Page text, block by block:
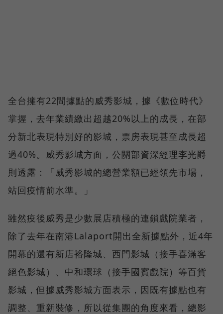
全台擁有22間據點的威秀影城，據《數位時代》
掌握，去年業績繳出超越20%以上的成長，在部
分新北表現特別好的影城，票房表現甚至成長超
過40%。威秀影城方面，公關部資深經理李光爵
則透露：「威秀影城的總營業額已經領先市場，
站回疫情前水準。」
雖然疫後威秀是少數展店積極的連鎖戲院業者，
除了去年在南港Lalaport開出全新據點外，近4年
開幕的還有新店裕隆城、西門影城（接手喜滿客
絕色影城）、中和環球（接手國賓戲院）等百貨
影城，但據威秀影城方面表示，因既有據點也有
調整、重新裝修，所以從集團的角度來看，總影